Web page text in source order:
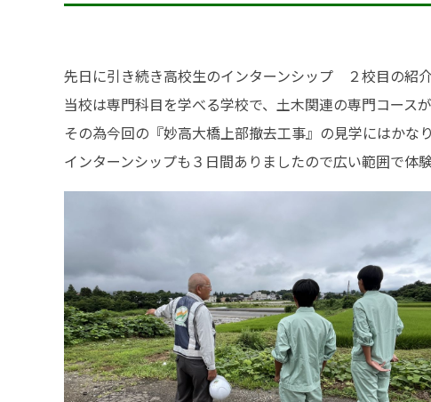
先日に引き続き高校生のインターンシップ ２校目の紹介
当校は専門科目を学べる学校で、土木関連の専門コース
その為今回の『妙高大橋上部撤去工事』の見学にはかな
インターンシップも３日間ありましたので広い範囲で体
事業内容
土木部門
アグリ事業部
お知らせ
採用情報